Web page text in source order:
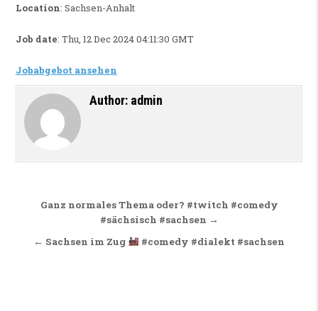
Location: Sachsen-Anhalt
Job date: Thu, 12 Dec 2024 04:11:30 GMT
Jobabgebot ansehen
Author: admin
Beitragsnavigation
Ganz normales Thema oder? #twitch #comedy
#sächsisch #sachsen →
← Sachsen im Zug
#comedy #dialekt #sachsen